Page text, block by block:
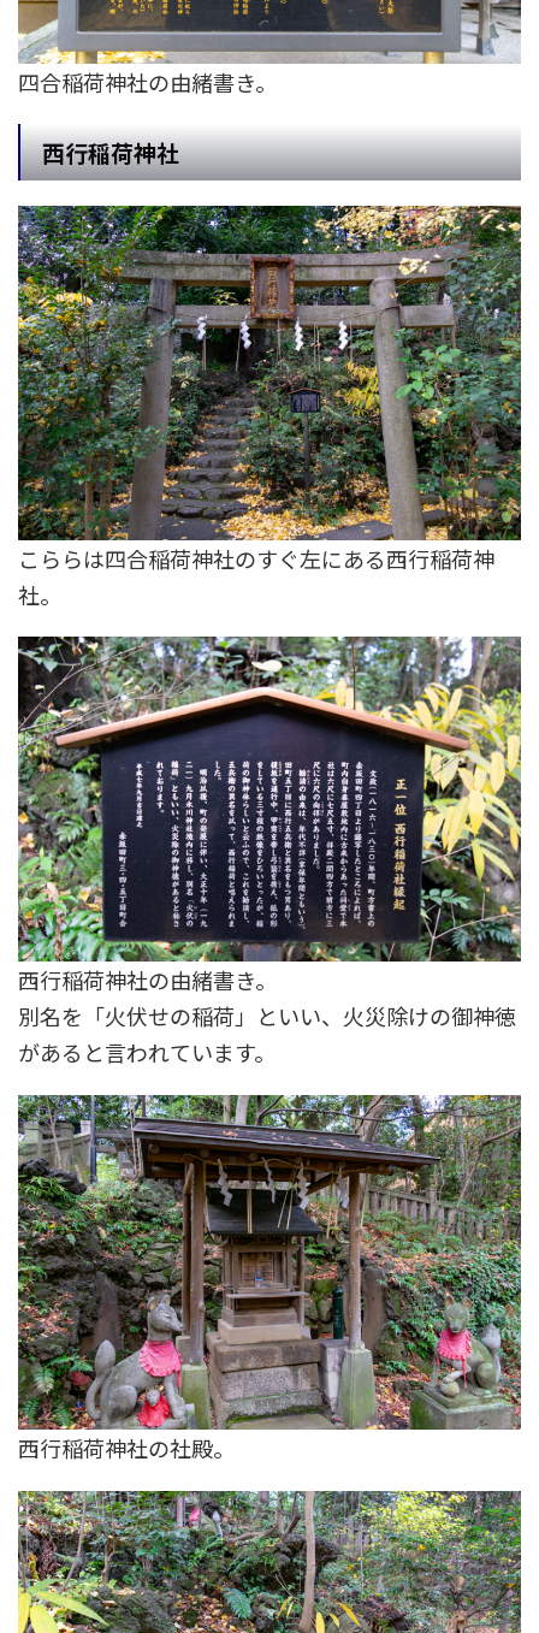
四合稲荷神社の由緒書き。
西行稲荷神社
こららは四合稲荷神社のすぐ左にある西行稲荷神
社。
西行稲荷神社の由緒書き。
別名を「火伏せの稲荷」といい、火災除けの御神徳
があると言われています。
西行稲荷神社の社殿。